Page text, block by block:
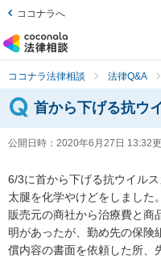
ココナラへ
ココナラ法律相談 法律Q&A
首から下げる抗ウ
公開日時： 2020年6月27日 13:32
6/3に首から下げる抗ウイル
太腿を化学やけどをしました。
販売元の商社から治療費と商
明があったが、勤め先の保険
償内容の書面を依頼した所、